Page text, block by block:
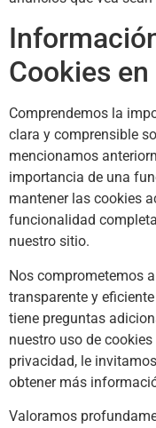
Cookies
Comprendemos la
clara y comprensible
mencionamos
importancia de una
mantener las cookies
funcionalidad
nuestro sitio.
Nos comprometemos
transparente y
tiene preguntas
nuestro uso de
privacidad, le
obtener más
Valoramos